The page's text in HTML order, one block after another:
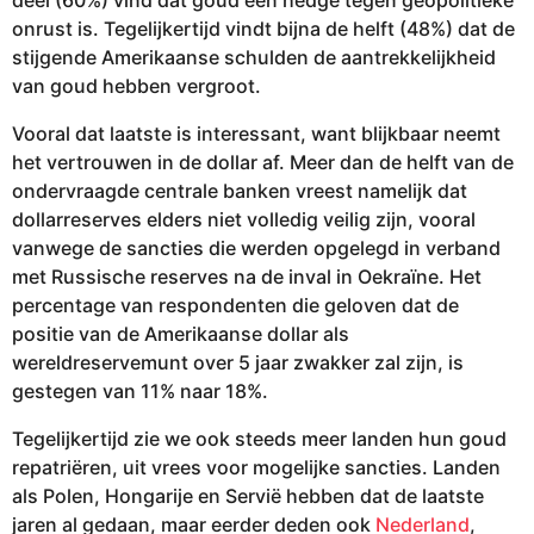
onrust is. Tegelijkertijd vindt bijna de helft (48%) dat de
stijgende Amerikaanse schulden de aantrekkelijkheid
van goud hebben vergroot.
Vooral dat laatste is interessant, want blijkbaar neemt
het vertrouwen in de dollar af. Meer dan de helft van de
ondervraagde centrale banken vreest namelijk dat
dollarreserves elders niet volledig veilig zijn, vooral
vanwege de sancties die werden opgelegd in verband
met Russische reserves na de inval in Oekraïne. Het
percentage van respondenten die geloven dat de
positie van de Amerikaanse dollar als
wereldreservemunt over 5 jaar zwakker zal zijn, is
gestegen van 11% naar 18%.
Tegelijkertijd zie we ook steeds meer landen hun goud
repatriëren, uit vrees voor mogelijke sancties. Landen
als Polen, Hongarije en Servië hebben dat de laatste
jaren al gedaan, maar eerder deden ook Nederland,